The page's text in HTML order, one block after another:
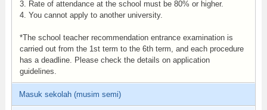
3. Rate of attendance at the school must be 80% or higher.
4. You cannot apply to another university.
*The school teacher recommendation entrance examination is
carried out from the 1st term to the 6th term, and each procedure
has a deadline. Please check the details on application
guidelines.
Masuk sekolah (musim semi)